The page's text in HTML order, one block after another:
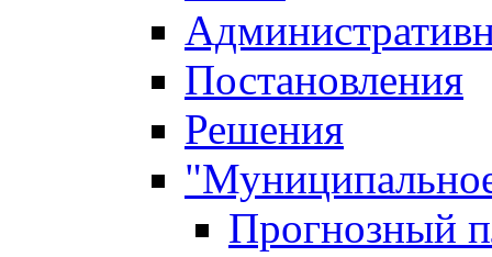
Постановления
Решения
Прогнозный